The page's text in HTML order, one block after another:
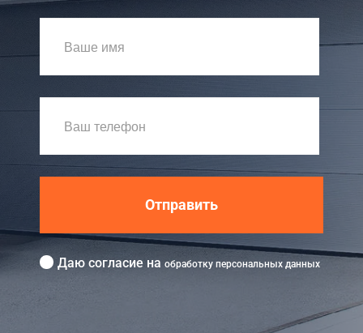
Отправить
Даю согласие на обработку персональных данных